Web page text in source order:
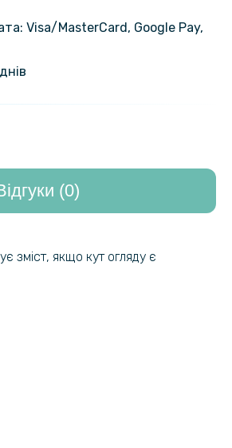
для
Visa/MasterСard, Google Pay,
(0)
зміст, якщо кут огляду є